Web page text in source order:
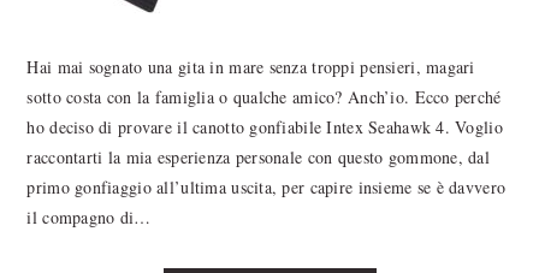
Hai mai sognato una gita in mare senza troppi pensieri, magari
sotto costa con la famiglia o qualche amico? Anch’io. Ecco perché
ho deciso di provare il canotto gonfiabile Intex Seahawk 4. Voglio
raccontarti la mia esperienza personale con questo gommone, dal
primo gonfiaggio all’ultima uscita, per capire insieme se è davvero
il compagno di…